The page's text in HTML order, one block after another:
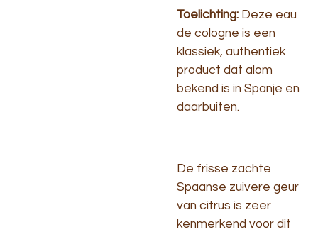
Toelichting: Deze eau
de cologne is een
klassiek, authentiek
product dat alom
bekend is in Spanje en
daarbuiten.
De frisse zachte
Spaanse zuivere geur
van citrus is zeer
kenmerkend voor dit